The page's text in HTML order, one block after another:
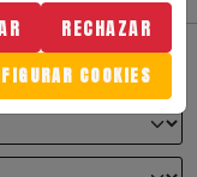
RECHAZAR
COOKIES